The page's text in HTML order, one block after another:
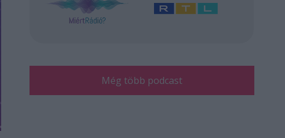
Még több podcast